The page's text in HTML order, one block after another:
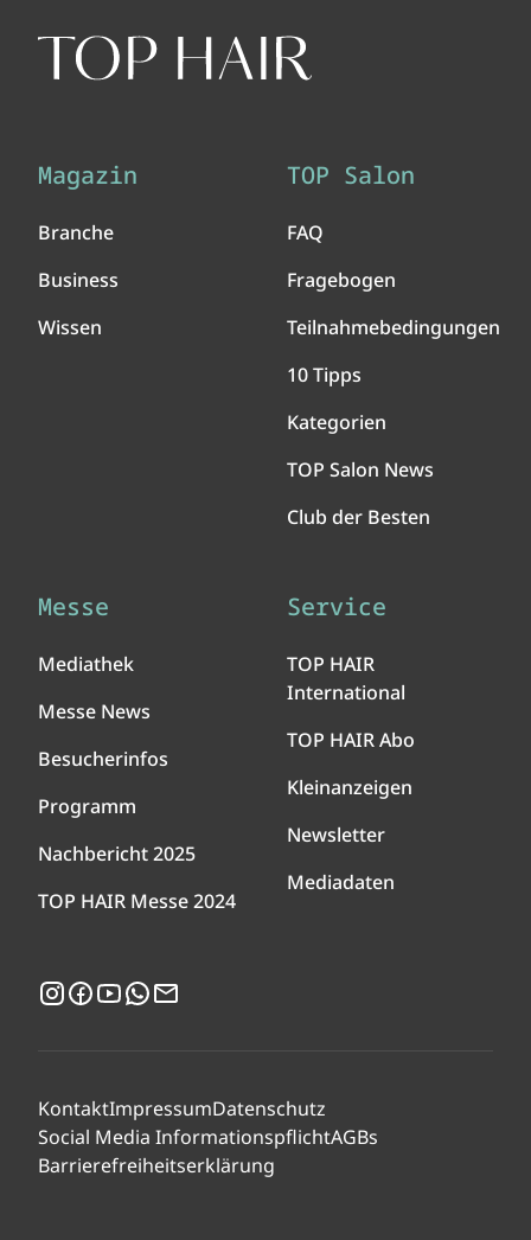
Magazin
Branche
Business
Wissen
TOP Salon
FAQ
Fragebogen
Teilnahmebedingungen
10 Tipps
Kategorien
TOP Salon News
Club der Besten
Messe
Mediathek
Messe News
Besucherinfos
Programm
Nachbericht 2025
TOP HAIR Messe 2024
Service
TOP HAIR
International
TOP HAIR Abo
Kleinanzeigen
Newsletter
Mediadaten
Instagram
Facebook
YouTubeWhatsApp
KontaktImpressumDatenschutz
Social Media InformationspflichtAGBs
Barrierefreiheitserklärung